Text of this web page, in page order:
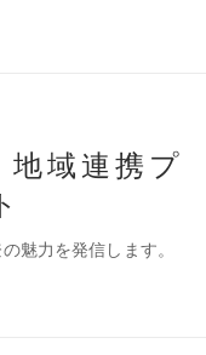
域連携プ
魅力を発信します。